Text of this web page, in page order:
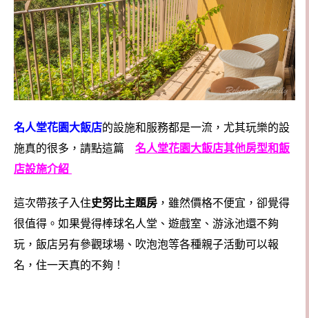
名人堂花園大飯店的設施和服務都是一流，尤其玩樂的設
施真的很多，請點這篇 名人堂花園大飯店其他房型和飯
店設施介紹
這次帶孩子入住史努比主題房 ，雖然價格不便宜，卻覺得
很值得。如果覺得棒球名人堂、遊戲室、游泳池還不夠
玩，飯店另有參觀球場、吹泡泡等各種親子活動可以報
名，住一天真的不夠 ！